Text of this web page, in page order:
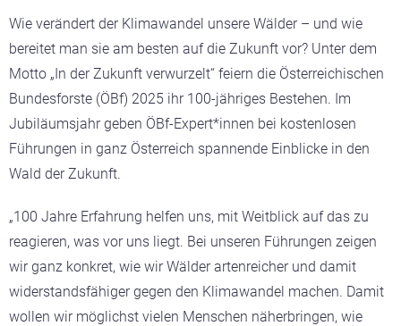
Wie verändert der Klimawandel unsere Wälder – und wie
bereitet man sie am besten auf die Zukunft vor? Unter dem
Motto „In der Zukunft verwurzelt“ feiern die Österreichischen
Bundesforste (ÖBf) 2025 ihr 100-jähriges Bestehen. Im
Jubiläumsjahr geben ÖBf-Expert*innen bei kostenlosen
Führungen in ganz Österreich spannende Einblicke in den
Wald der Zukunft.
„100 Jahre Erfahrung helfen uns, mit Weitblick auf das zu
reagieren, was vor uns liegt. Bei unseren Führungen zeigen
wir ganz konkret, wie wir Wälder artenreicher und damit
widerstandsfähiger gegen den Klimawandel machen. Damit
wollen wir möglichst vielen Menschen näherbringen, wie